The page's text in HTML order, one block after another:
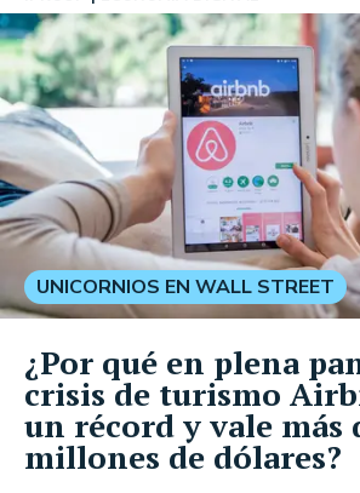
UNICORNIOS EN WALL STREET
¿Por qué en plena
crisis de turismo
un récord y vale más
millones de dólares?